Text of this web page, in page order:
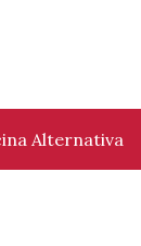
Alternativa